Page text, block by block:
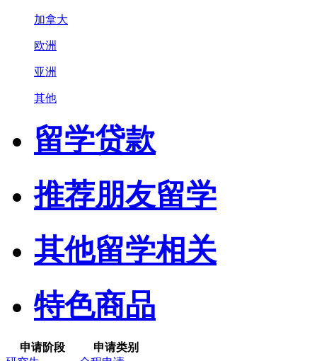
加拿大
欧洲
亚洲
其他
留学贷款
推荐朋友留学
其他留学相关
特色商品
申请阶段
申请类别